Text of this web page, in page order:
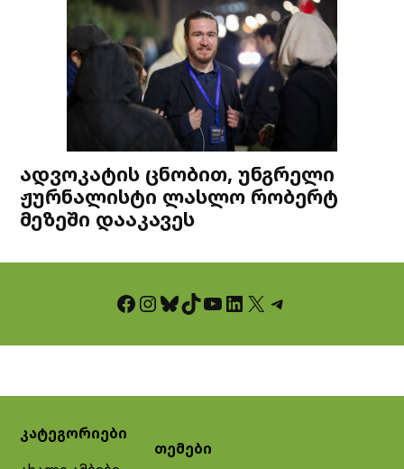
ადვოკატის ცნობით, უნგრელი
ჟურნალისტი ლასლო რობერტ
მეზეში დააკავეს
Facebook InstagramBluesky TikTok YouTube LinkedIn X Telegram
კატეგორიები
თემები